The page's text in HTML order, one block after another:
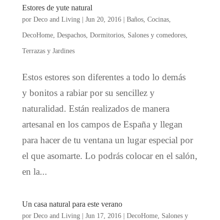
Estores de yute natural
por Deco and Living| Jun 20, 2016| Baños, Cocinas,
DecoHome, Despachos, Dormitorios, Salones y comedores,
Terrazas y Jardines
Estos estores son diferentes a todo lo demás
y bonitos a rabiar por su sencillez y
naturalidad. Están realizados de manera
artesanal en los campos de España y llegan
para hacer de tu ventana un lugar especial por
el que asomarte. Lo podrás colocar en el salón,
en la...
Un casa natural para este verano
por Deco and Living| Jun 17, 2016| DecoHome, Salones y